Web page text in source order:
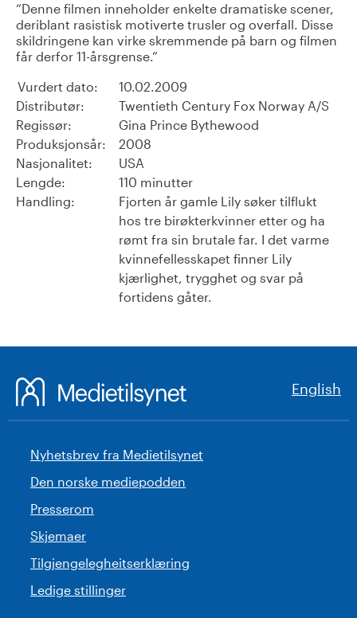
Denne filmen inneholder enkelte dramatiske scener,
deriblant rasistisk motiverte trusler og overfall. Disse
skildringene kan virke skremmende på barn og filmen
får derfor 11-årsgrense.
Vurdert dato:
10.02.2009
Distributør:
Twentieth Century Fox Norway A/S
Regissør:
Gina Prince Bythewood
Produksjonsår:
2008
Nasjonalitet:
USA
Lengde:
110 minutter
Handling:
Fjorten år gamle Lily søker tilflukt
hos tre birøkterkvinner etter og ha
rømt fra sin brutale far. I det varme
kvinnefellesskapet finner Lily
kjærlighet, trygghet og svar på
fortidens gåter.
English
Nyhetsbrev fra Medietilsynet
Den norske mediepodden
Presserom
Skjemaer
Tilgjengelegheitserklæring
Ledige stillinger